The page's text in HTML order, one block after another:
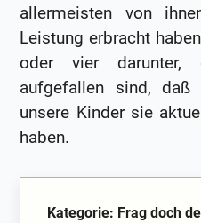
allermeisten von
Leistung erbracht
oder vier
aufgefallen sind,
unsere Kinder sie
haben.
Kategorie: Frag doch